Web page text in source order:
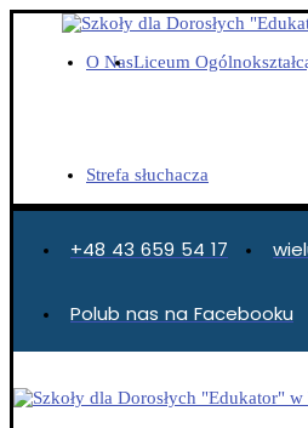
O NasLiceum
Strefa słuchacza
+48 43 659 54 17
Polub nas na Facebooku